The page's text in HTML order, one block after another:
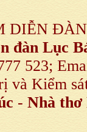
DIỄN
đàn Lục
523;
và Kiểm
- Nhà thơ